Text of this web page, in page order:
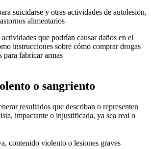
suicidarse y otras actividades de autolesión,
alimentarios
que podrían causar daños en el
instrucciones sobre cómo comprar drogas
para fabricar armas
o sangriento
resultados que describan o representen
impactante o injustificada, ya sea real o
contenido violento o lesiones graves